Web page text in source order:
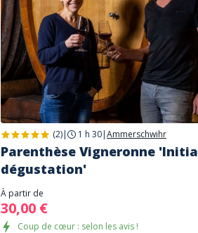
(2)| 1 h 30|Ammerschwihr
Parenthèse Vigneronne
dégustation'
À partir de
30,00 €
Coup de cœur : selon les avis !